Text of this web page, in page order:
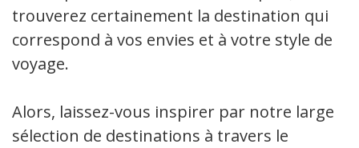
trouverez certainement la destination qui
correspond à vos envies et à votre style de
voyage.
Alors, laissez-vous inspirer par notre large
sélection de destinations à travers le